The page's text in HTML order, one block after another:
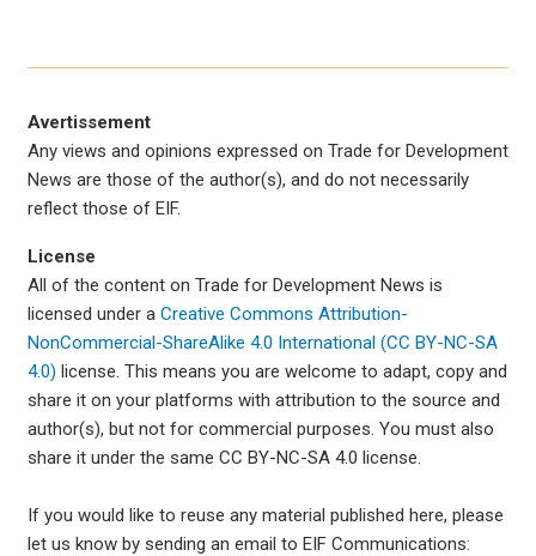
Avertissement
Any views and opinions expressed on Trade for Development
News are those of the author(s), and do not necessarily
reflect those of EIF.
License
All of the content on Trade for Development News is
licensed under a Creative Commons Attribution-
NonCommercial-ShareAlike 4.0 International (CC BY-NC-SA
4.0) license. This means you are welcome to adapt, copy and
share it on your platforms with attribution to the source and
author(s), but not for commercial purposes. You must also
share it under the same CC BY-NC-SA 4.0 license.
If you would like to reuse any material published here, please
let us know by sending an email to EIF Communications: